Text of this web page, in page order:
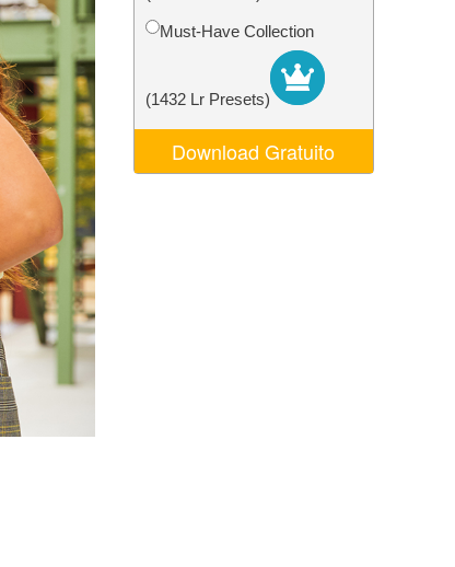
Video Editing ServicesMust-Have Collection
(1432 Lr Presets)
Download Gratuito